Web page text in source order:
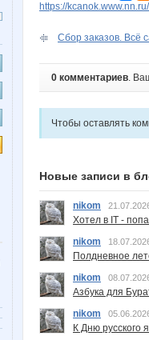
https://
Сбор заказов. Всё
0 комментариев.
Чтобы оставлять
Новые записи в
nikom
Хотел в IT -
nikom
Полдневное
nikom
Азбука для
nikom
К Дню русского